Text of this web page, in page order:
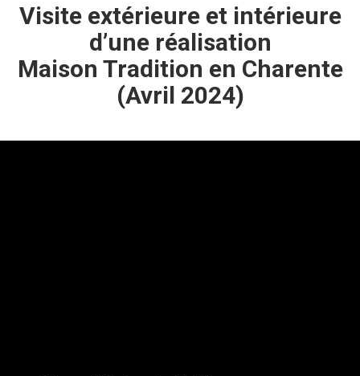
Visite extérieure et intérieure
d’une réalisation
Maison Tradition en Charente
(Avril 2024)